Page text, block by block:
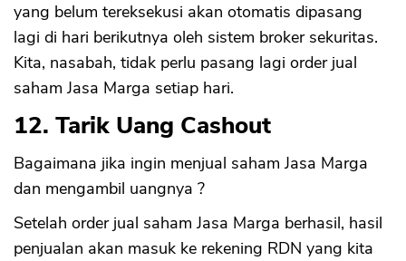
yang belum tereksekusi akan otomatis dipasang
lagi di hari berikutnya oleh sistem broker sekuritas.
Kita, nasabah, tidak perlu pasang lagi order jual
saham Jasa Marga setiap hari.
12. Tarik Uang Cashout
Bagaimana jika ingin menjual saham Jasa Marga
dan mengambil uangnya ?
Setelah order jual saham Jasa Marga berhasil, hasil
penjualan akan masuk ke rekening RDN yang kita